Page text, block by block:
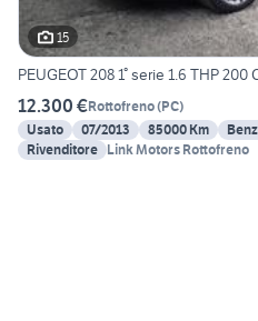
15
PEUGEOT 208 1° serie 1.6 THP 200
12.300 €Rottofreno(PC)
Usato
07/2013 85000 Km
Rivenditore Link Motors Rottofreno